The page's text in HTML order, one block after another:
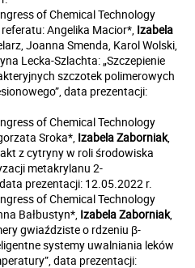
of Chemical Technology
Angelika Macior*, Izabela
Joanna Smenda, Karol Wolski,
Lecka-Szlachta: „Szczepienie
szczotek polimerowych
data prezentacji:
of Chemical Technology
Sroka*, Izabela Zaborniak,
z cytryny w roli środowiska
metakrylanu 2-
prezentacji: 12.05.2022 r.
of Chemical Technology
Bałbustyn*, Izabela Zaborniak,
gwiaździste o rdzeniu β-
systemy uwalniania leków
data prezentacji: